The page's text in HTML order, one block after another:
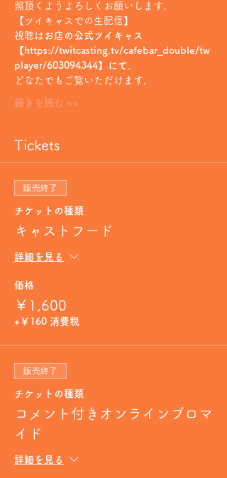
照頂くようよろしくお願いします。
【ツイキャスでの生配信】
視聴は お店の公式ツイキャス
【https://twitcasting.tv/cafebar_double/tw
player/603094344】にて
どなたでもご覧いただけます。
続きを読む >>
Tickets
販売終了
チケットの種類
キャストフード
詳細を見る
価格
￥1,600
+￥160 消費税
販売終了
チケットの種類
コメント付きオンラインブロマ
イド
詳細を見る